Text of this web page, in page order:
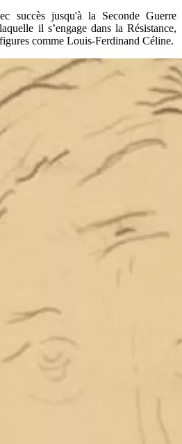
succès jusqu'à la Seconde Guerre
il s’engage dans la Résistance,
comme Louis-Ferdinand Céline.